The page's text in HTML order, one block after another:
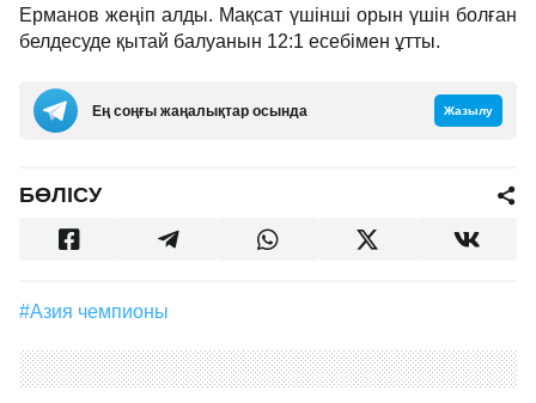
Ерманов жеңіп алды. Мақсат үшінші орын үшін болған
белдесуде қытай балуанын 12:1 есебімен ұтты.
Ең соңғы жаңалықтар осында Жазылу
БӨЛІСУ
#Азия чемпионы